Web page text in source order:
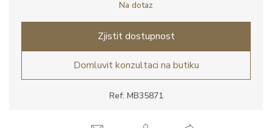
Ref: MB35871
Na dotaz
Zjistit dostupnost
Domluvit konzultaci na butiku